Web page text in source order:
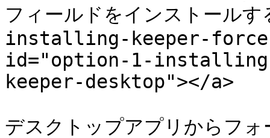
フィールドをインストー
installing-keeper-
id="option-1-
keeper-desktop"></a>
デスクトップアプリからフ